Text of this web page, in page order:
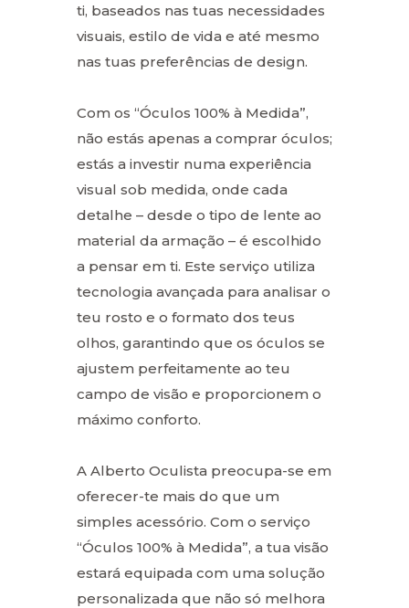
ti, baseados nas tuas necessidades
visuais, estilo de vida e até mesmo
nas tuas preferências de design.
Com os “Óculos 100% à Medida”,
não estás apenas a comprar óculos;
estás a investir numa experiência
visual sob medida, onde cada
detalhe – desde o tipo de lente ao
material da armação – é escolhido
a pensar em ti. Este serviço utiliza
tecnologia avançada para analisar o
teu rosto e o formato dos teus
olhos, garantindo que os óculos se
ajustem perfeitamente ao teu
campo de visão e proporcionem o
máximo conforto.
A Alberto Oculista preocupa-se em
oferecer-te mais do que um
simples acessório. Com o serviço
“Óculos 100% à Medida”, a tua visão
estará equipada com uma solução
personalizada que não só melhora